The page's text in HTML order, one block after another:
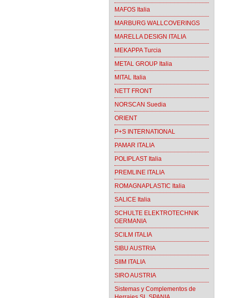
MAFOS Italia
MARBURG WALLCOVERINGS
MARELLA DESIGN ITALIA
MEKAPPA Turcia
METAL GROUP Italia
MITAL Italia
NETT FRONT
NORSCAN Suedia
ORIENT
P+S INTERNATIONAL
PAMAR ITALIA
POLIPLAST Italia
PREMLINE ITALIA
ROMAGNAPLASTIC Italia
SALICE Italia
SCHULTE ELEKTROTECHNIK
GERMANIA
SCILM ITALIA
SIBU AUSTRIA
SIIM ITALIA
SIRO AUSTRIA
Sistemas y Complementos de